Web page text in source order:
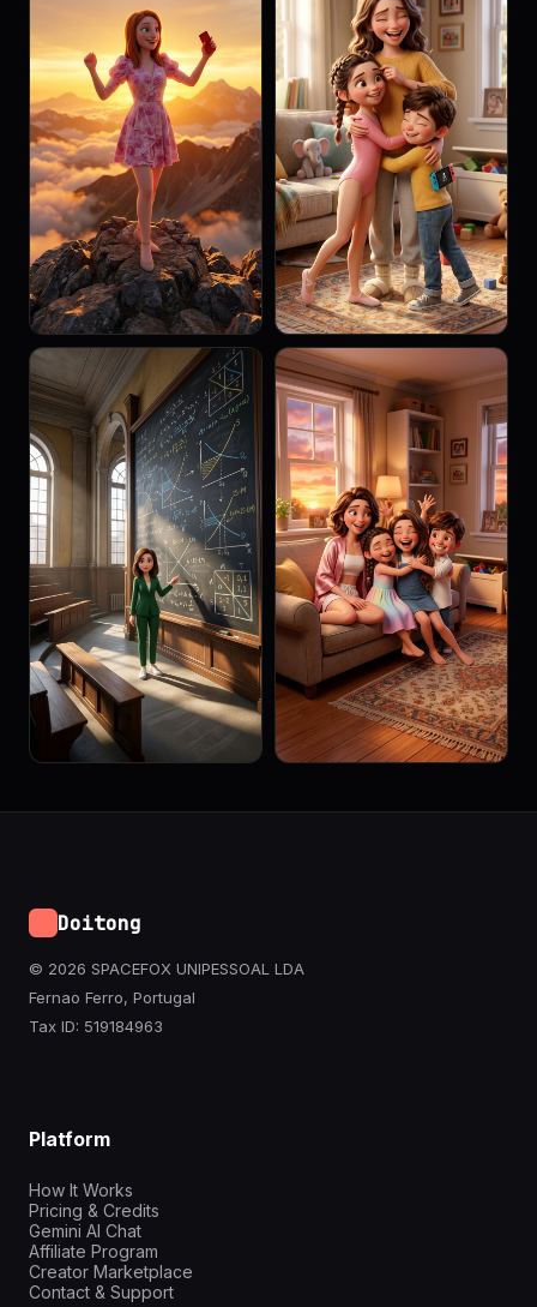
Doitong
© 2026 SPACEFOX UNIPESSOAL LDA
Fernao Ferro, Portugal
Tax ID: 519184963
Platform
How It Works
Pricing & Credits
Gemini AI Chat
Affiliate Program
Creator Marketplace
Contact & Support